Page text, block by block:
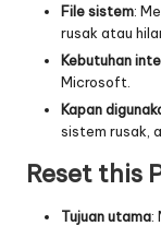
File sistem:
rusak atau
Kebutuhan
Microsoft.
Kapan
sistem rusak,
Reset this
Tujuan utama: